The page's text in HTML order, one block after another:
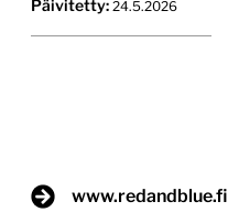
Päivitetty: 24.5.2026
www.redandblue.fi